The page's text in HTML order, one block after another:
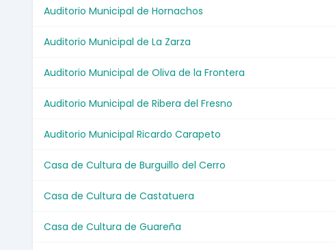
Auditorio Municipal de Hornachos
Auditorio Municipal de La Zarza
Auditorio Municipal de Oliva de la Frontera
Auditorio Municipal de Ribera del Fresno
Auditorio Municipal Ricardo Carapeto
Casa de Cultura de Burguillo del Cerro
Casa de Cultura de Castatuera
Casa de Cultura de Guareña